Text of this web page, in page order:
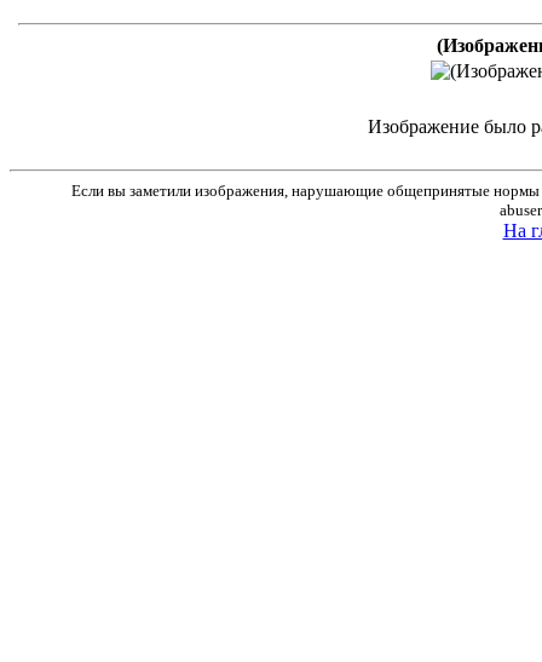
Изображение было
Если вы заметили изображения, нарушающие общепринятые нормы
На